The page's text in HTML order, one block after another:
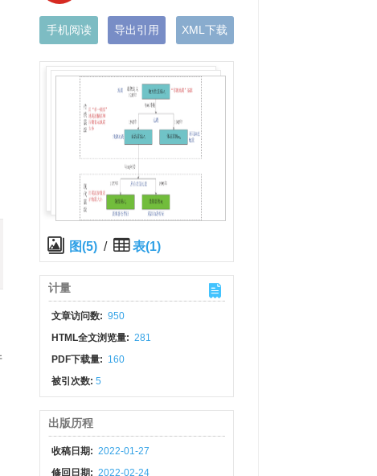
手机阅读 导出引用 XML下载
图(5) / 表(1)
计量
文章访问数: 950
HTML全文浏览量: 281
PDF下载量: 160
被引次数:5
出版历程
收稿日期: 2022-01-27
修回日期: 2022-02-24